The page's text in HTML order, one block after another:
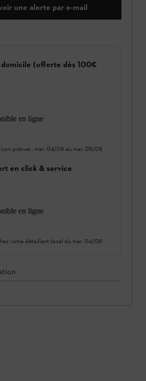
une alerte par e-mail
domicile (offerte dès 100€
en ligne
prévue : mar. 04/08 au mer. 05/08
en click & service
en ligne
votre détaillant local du mar. 04/08